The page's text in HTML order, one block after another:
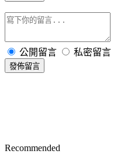
公開留言 私密留言
發佈留言
Recommended